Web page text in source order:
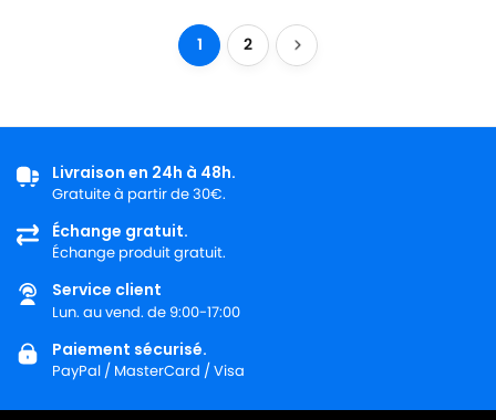
1 2
Livraison en 24h à 48h.
Gratuite à partir de 30€.
Échange gratuit.
Échange produit gratuit.
Service client
Lun. au vend. de 9:00-17:00
Paiement sécurisé.
PayPal / MasterCard / Visa